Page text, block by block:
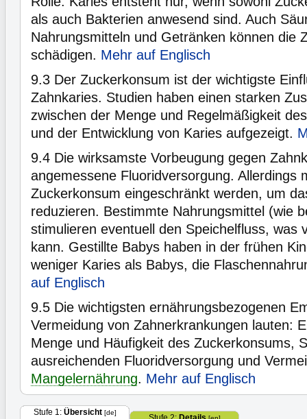
als auch Bakterien anwesend sind. Auch
Nahrungsmitteln und Getränken können die
schädigen. Mehr auf Englisch
9.3 Der Zuckerkonsum ist der wichtigste
Zahnkaries. Studien haben einen starken
zwischen der Menge und Regelmäßigkeit
und der Entwicklung von Karies aufgezeigt.
9.4 Die wirksamste Vorbeugung gegen
angemessene Fluoridversorgung. Allerdings
Zuckerkonsum eingeschränkt werden, um
reduzieren. Bestimmte Nahrungsmittel (wie
stimulieren eventuell den Speichelfluss, was
kann. Gestillte Babys haben in der frühen
weniger Karies als Babys, die
auf Englisch
9.5 Die wichtigsten ernährungsbezogenen
Vermeidung von Zahnerkrankungen lauten:
Menge und Häufigkeit des Zuckerkonsums,
ausreichenden Fluoridversorgung und
Mangelernährung. Mehr auf Englisch
Stufe 1: Übersicht[de]